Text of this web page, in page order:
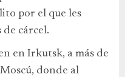
por el que les
de cárcel.
en Irkutsk, a más de
donde al